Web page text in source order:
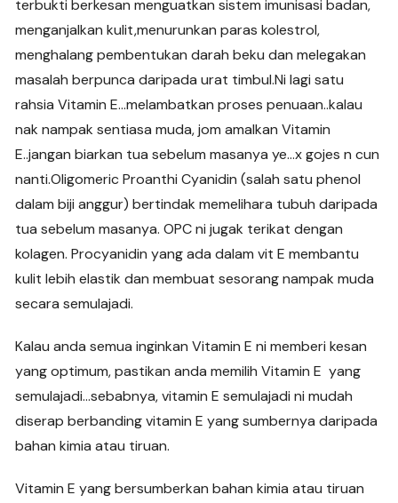
terbukti berkesan menguatkan sistem imunisasi badan,
menganjalkan kulit,menurunkan paras kolestrol,
menghalang pembentukan darah beku dan melegakan
masalah berpunca daripada urat timbul.Ni lagi satu
rahsia Vitamin E…melambatkan proses penuaan..kalau
nak nampak sentiasa muda, jom amalkan Vitamin
E..jangan biarkan tua sebelum masanya ye…x gojes n cun
nanti.Oligomeric Proanthi Cyanidin (salah satu phenol
dalam biji anggur) bertindak memelihara tubuh daripada
tua sebelum masanya. OPC ni jugak terikat dengan
kolagen. Procyanidin yang ada dalam vit E membantu
kulit lebih elastik dan membuat sesorang nampak muda
secara semulajadi.
Kalau anda semua inginkan Vitamin E ni memberi kesan
yang optimum, pastikan anda memilih Vitamin E yang
semulajadi…sebabnya, vitamin E semulajadi ni mudah
diserap berbanding vitamin E yang sumbernya daripada
bahan kimia atau tiruan.
Vitamin E yang bersumberkan bahan kimia atau tiruan